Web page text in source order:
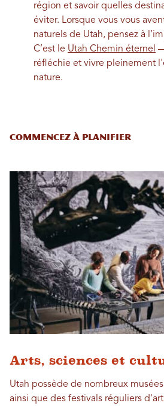
région et savoir quelles
éviter. Lorsque vous vous
naturels de Utah, pensez à
C’est le Utah Chemin éternel
réfléchie et vivre pleinement
nature.
Commencez à planifier
Arts, sciences et
Utah possède de nombreux
ainsi que des festivals réguliers